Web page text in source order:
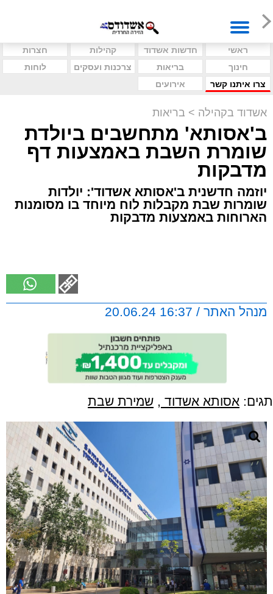
ראשי חדשות אשדוד קהילות
חצרות
חינוך
בריאות צרכנות ועסקים
לוחות
צרו איתנו קשר
אירועים
אשדוד בקהילה > בריאות
ב'אסותא' מתחשבים ביולדת
שומרת השבת באמצעות דף
מדבקות
יוזמה חדשנית ב'אסותא אשדוד': יולדות
שומרות שבת מקבלות לוח מיוחד בו מסומנות
הארוחות באמצעות מדבקות
מנהל האתר / 16:37 20.06.24
תגים: אסותא אשדוד , שמירת שבת